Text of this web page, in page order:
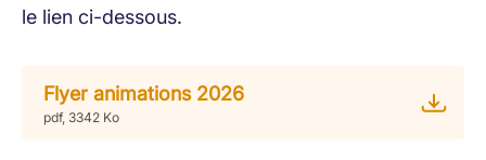
le lien ci-dessous.
Flyer animations 2026
pdf, 3342 Ko